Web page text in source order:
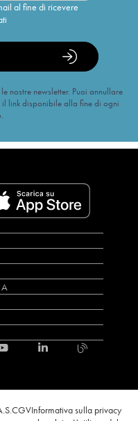
al fine di ricevere
nostre newsletter. Puoi annullare
il link disponibile alla fine di ogni
CGVInformativa sulla privacy